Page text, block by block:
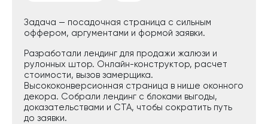
Задача — посадочная страница с сильным
оффером, аргументами и формой заявки.
Разработали лендинг для продажи жалюзи и
рулонных штор. Онлайн-конструктор, расчет
стоимости, вызов замерщика.
Высококонверсионная страница в нише оконного
декора. Собрали лендинг с блоками выгоды,
доказательствами и CTA, чтобы сократить путь
до заявки.